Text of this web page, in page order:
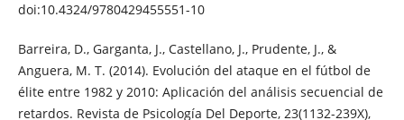
doi:10.4324/9780429455551-10
Barreira, D., Garganta, J., Castellano, J., Prudente, J., &
Anguera, M. T. (2014). Evolución del ataque en el fútbol de
élite entre 1982 y 2010: Aplicación del análisis secuencial de
retardos. Revista de Psicología Del Deporte, 23(1132-239X),